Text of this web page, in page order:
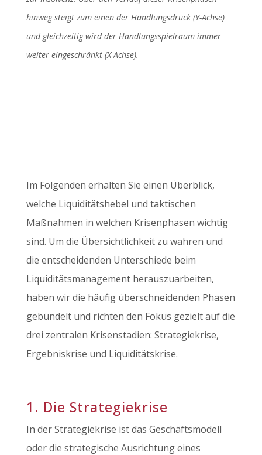
hinweg steigt zum einen der Handlungsdruck (Y-Achse)
und gleichzeitig wird der Handlungsspielraum immer
weiter eingeschränkt (X-Achse).
Im Folgenden erhalten Sie einen Überblick,
welche Liquiditätshebel und taktischen
Maßnahmen in welchen Krisenphasen wichtig
sind. Um die Übersichtlichkeit zu wahren und
die entscheidenden Unterschiede beim
Liquiditätsmanagement herauszuarbeiten,
haben wir die häufig überschneidenden Phasen
gebündelt und richten den Fokus gezielt auf die
drei zentralen Krisenstadien: Strategiekrise,
Ergebniskrise und Liquiditätskrise.
1. Die Strategiekrise
In der Strategiekrise ist das Geschäftsmodell
oder die strategische Ausrichtung eines